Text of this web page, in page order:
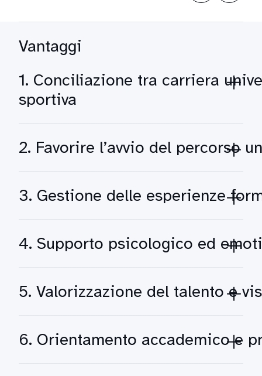
Vantaggi
1. Conciliazione tra carriera
sportiva
2. Favorire l’avvio del percorso
3. Gestione delle esperienze
4. Supporto psicologico ed
5. Valorizzazione del talento e
6. Orientamento accademico e